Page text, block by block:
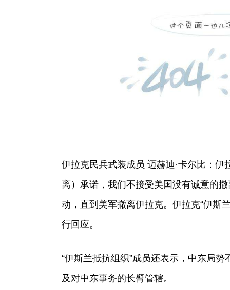
伊拉克民兵武装成员 迈赫迪·卡尔比：伊
离）承诺，我们不接受美国没有诚意的
动，直到美军撤离伊拉克。伊拉克“伊斯
行回应。
“伊斯兰抵抗组织”成员还表示，中东局
及对中东事务的长臂管辖。